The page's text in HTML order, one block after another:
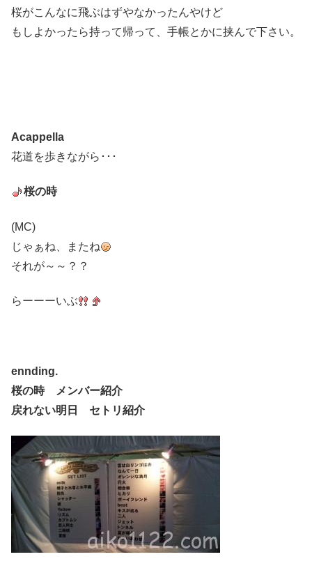
桜がこんなに飛ぶはずやなかったんやけど
もしよかったら持って帰って、手帳とかに挟んで下さい。
Acappella
花道を歩きながら･･･
桜の時
(MC)
じゃぁね、またね
それが～～？？
らーーーいぶ
ennding.
桜の時 メンバー紹介
戻れない明日 セトリ紹介